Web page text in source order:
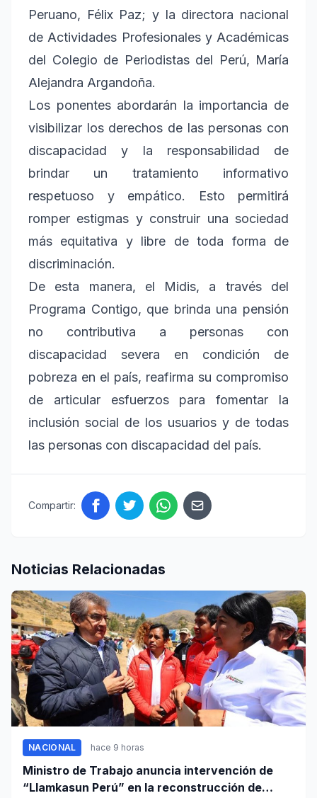
Peruano, Félix Paz; y la directora nacional
de Actividades Profesionales y Académicas
del Colegio de Periodistas del Perú, María
Alejandra Argandoña.
Los ponentes abordarán la importancia de
visibilizar los derechos de las personas con
discapacidad y la responsabilidad de
brindar un tratamiento informativo
respetuoso y empático. Esto permitirá
romper estigmas y construir una sociedad
más equitativa y libre de toda forma de
discriminación.
De esta manera, el Midis, a través del
Programa Contigo, que brinda una pensión
no contributiva a personas con
discapacidad severa en condición de
pobreza en el país, reafirma su compromiso
de articular esfuerzos para fomentar la
inclusión social de los usuarios y de todas
las personas con discapacidad del país.
Compartir:
Noticias Relacionadas
NACIONAL hace 9 horas
Ministro de Trabajo anuncia intervención de
“Llamkasun Perú” en la reconstrucción de